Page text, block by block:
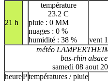
21 h
température
23.2 C
pluie : 0 MM
nuages : 0 %
humidité : 38 %
vent
météo
bas-rhin alsace
samedi 08 aout
heurePtempératures / pluie